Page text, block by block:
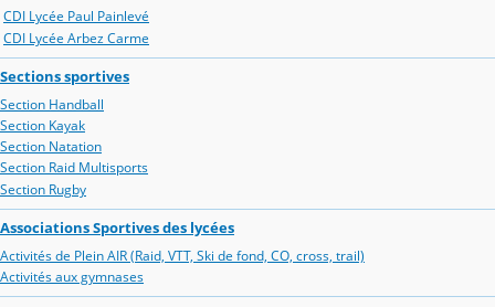
CDI Lycée Paul Painlevé
CDI Lycée Arbez Carme
Sections sportives
Section Handball
Section Kayak
Section Natation
Section Raid Multisports
Section Rugby
Associations Sportives des lycées
Activités de Plein AIR (Raid, VTT, Ski de fond, CO, cross, trail)
Activités aux gymnases